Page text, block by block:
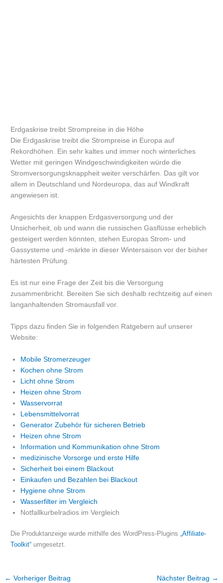
Erdgaskrise treibt Strompreise in die Höhe
Die Erdgaskrise treibt die Strompreise in Europa auf
Rekordhöhen. Ein sehr kaltes und immer noch winterliches
Wetter mit geringen Windgeschwindigkeiten würde die
Stromversorgungsknappheit weiter verschärfen. Das gilt vor
allem in Deutschland und Nordeuropa, das auf Windkraft
angewiesen ist.
Angesichts der knappen Erdgasversorgung und der
Unsicherheit, ob und wann die russischen Gasflüsse erheblich
gesteigert werden könnten, stehen Europas Strom- und
Gassysteme und -märkte in dieser Wintersaison vor der bisher
härtesten Prüfung.
Es ist nur eine Frage der Zeit bis die Versorgung
zusammenbricht. Bereiten Sie sich deshalb rechtzeitig auf einen
langanhaltenden Stromausfall vor.
Tipps dazu finden Sie in folgenden Ratgebern auf unserer
Website:
Mobile Stromerzeuger
Kochen ohne Strom
Licht ohne Strom
Heizen ohne Strom
Wasservorrat
Lebensmittelvorrat
Generator Zubehör für sicheren Betrieb
Heizen ohne Strom
Information und Kommunikation ohne Strom
medizinische Vorsorge und erste Hilfe
Sicherheit bei einem Blackout
Einkaufen und Bezahlen bei Blackout
Hygiene ohne Strom
Wasserfilter im Vergleich
Notfallkurbelradios im Vergleich
Die Produktanzeige wurde mithilfe des WordPress-Plugins„Affiliate-
Toolkit“ umgesetzt.
← Vorheriger Beitrag Nächster Beitrag →